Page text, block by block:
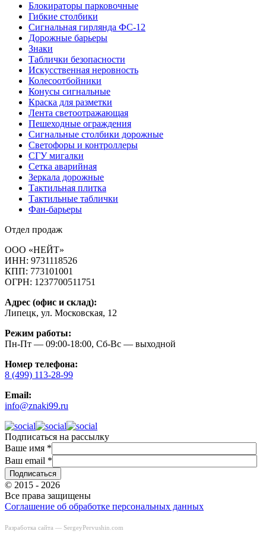
Блокираторы парковочные
Гибкие столбики
Сигнальная гирлянда ФС-12
Дорожные барьеры
Знаки
Таблички безопасности
Искусственная неровность
Колесоотбойники
Конусы сигнальные
Краска для разметки
Лента светоотражающая
Пешеходные ограждения
Сигнальные столбики дорожные
Светофоры и контроллеры
СГУ мигалки
Cетка аварийная
Зеркала дорожные
Тактильная плитка
Тактильные таблички
Фан-барьеры
Отдел продаж
ООО «НЕЙТ»
ИНН: 9731118526
КПП: 773101001
ОГРН: 1237700511751
Адрес (офис и склад):
Липецк, ул. Московская, 12
Режим работы:
Пн-Пт — 09:00-18:00, Сб-Вс — выходной
Номер телефона:
8 (499) 113-28-99
Email:
info@znaki99.ru
Подписаться на рассылку
Ваше имя *
Ваш email *
© 2015 - 2026
Все права защищены
Соглашение об обработке персональных данных
Разработка сайта — SergeyPervushin.com